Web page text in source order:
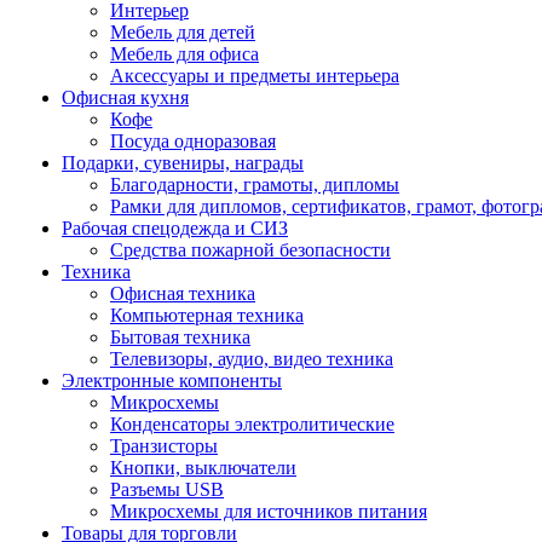
Интерьер
Мебель для детей
Мебель для офиса
Аксессуары и предметы интерьера
Офисная кухня
Кофе
Посуда одноразовая
Подарки, сувениры, награды
Благодарности, грамоты, дипломы
Рамки для дипломов, сертификатов, грамот,
Рабочая спецодежда и СИЗ
Средства пожарной безопасности
Техника
Офисная техника
Компьютерная техника
Бытовая техника
Телевизоры, аудио, видео техника
Электронные компоненты
Микросхемы
Конденсаторы электролитические
Транзисторы
Кнопки, выключатели
Разъемы USB
Микросхемы для источников питания
Товары для торговли